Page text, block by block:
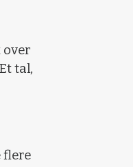
over
tal,
flere